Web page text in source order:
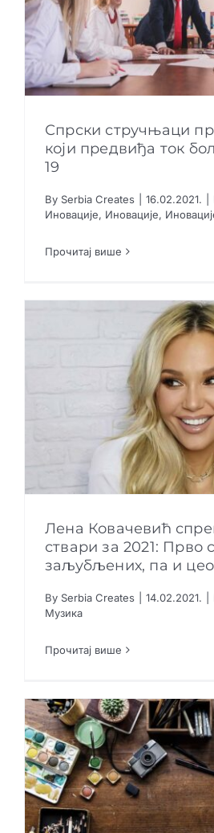
предвиђа ток болести
Иновације Иновације
Спрски стручњаци
који предвиђа ток
19
By Serbia Creates 16.02.2021.
Иновације, Иновације,
Прочитај више
2021: Прво сингл на Дан
цео албум
Лена Ковачевић
ствари за 2021: Прво
заљубљених, па и
By Serbia Creates 14.02.2021.
Музика
Прочитај више